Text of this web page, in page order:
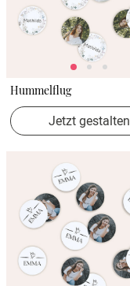
Hummelflug
Jetzt gestalten